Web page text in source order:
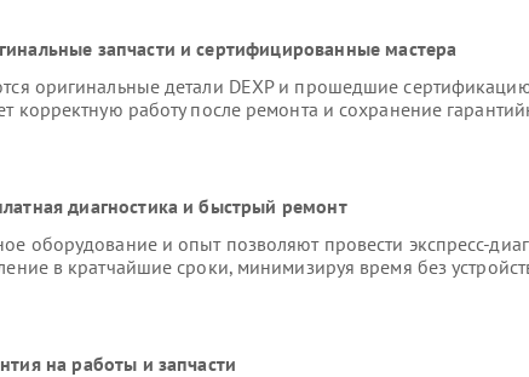
запчасти и сертифицированные мастера
оригинальные детали DEXP и прошедшие
корректную работу после ремонта и сохранение
диагностика и быстрый ремонт
оборудование и опыт позволяют провести экспресс-
в кратчайшие сроки, минимизируя время без
на работы и запчасти